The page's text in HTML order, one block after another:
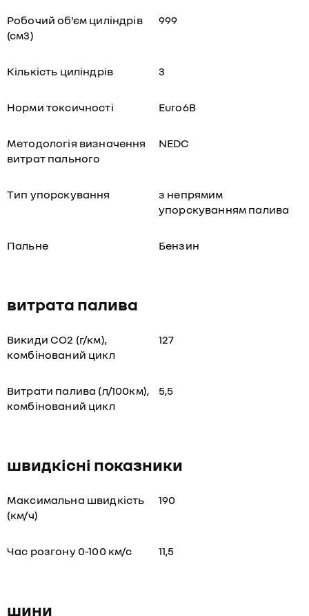
Робочий об'єм циліндрів
(см3)
999
Кількість циліндрів 3
Норми токсичності Euro6B
Методологія визначення
витрат пального
NEDC
Тип упорскування
з непрямим
упорскуванням палива
Пальне Бензин
витрата палива
Викиди СО2 (г/км),
комбінований цикл
127
Витрати палива (л/100км),
комбінований цикл
5,5
швидкісні показники
Максимальна швидкість
(км/ч)
190
Час розгону 0-100 км/с 11,5
шини